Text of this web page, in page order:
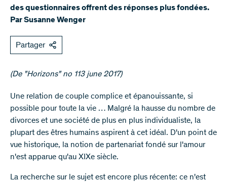
des questionnaires offrent des réponses plus fondées.
Par Susanne Wenger
Partager
(De "Horizons" no 113 june 2017)​​​
​Une relation de couple complice et épanouissante, si
possible pour toute la vie … Malgré la hausse du nombre de
divorces et une société de plus en plus individualiste, la
plupart des êtres humains aspirent à cet idéal. D'un point de
vue historique, la notion de partenariat fondé sur l'amour
n'est apparue qu'au XIXe siècle.
La recherche sur le sujet est encore plus récente: ce n'est